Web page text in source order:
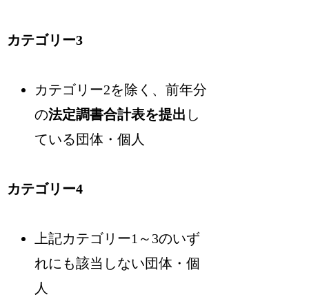
カテゴリー3
カテゴリー2を除く、前年分
の法定調書合計表を提出 し
ている団体・個人
カテゴリー4
上記カテゴリー1～3のいず
れにも該当しない団体・個
人